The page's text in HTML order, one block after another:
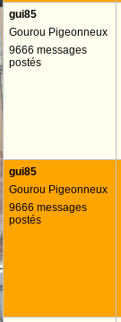
gui85
Gourou Pigeonneux
9666 messages
postés
gui85
Gourou Pigeonneux
9666 messages
postés